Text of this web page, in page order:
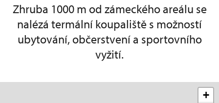
Zhruba 1000 m od zámeckého areálu se
nalézá termální koupaliště s možností
ubytování, občerstvení a sportovního
vyžití.
+